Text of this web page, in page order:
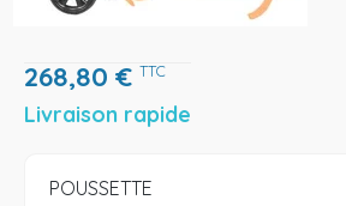
268,80 € TTC
Livraison rapide
POUSSETTE